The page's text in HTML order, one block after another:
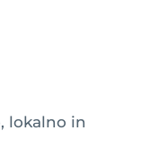
lokalno in